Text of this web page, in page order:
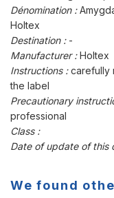
Dénomination :
Holtex
Destination : -
Manufacturer :Holtex
Instructions :carefully
the label
Precautionary
professional
Class :
Date of update of this
We found